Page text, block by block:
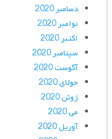
دسامبر 2020
نوامبر 2020
اکتبر 2020
سپتامبر 2020
آگوست 2020
جولای 2020
ژوئن 2020
می 2020
آوریل 2020